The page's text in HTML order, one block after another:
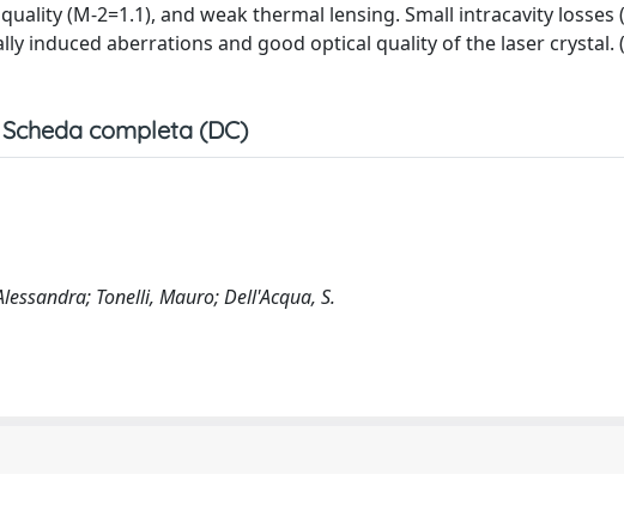
(M-2=1.1), and weak thermal lensing. Small intracavity losses
induced aberrations and good optical quality of the laser crystal.
Scheda completa (DC)
Tonelli, Mauro; Dell'Acqua, S.